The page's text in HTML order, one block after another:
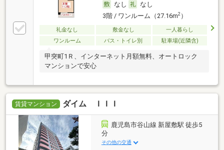
なし
なし
3階 / ワンルーム（27.16m2）
礼金なし 敷金なし
一人暮らし
ワンルーム
バス・トイレ別 駐車場(近隣含)
甲突町1Ｒ、インターネット月額無料、オートロック
マンションで安心
賃貸マンション ダイム ＩＩＩ
鹿児島市谷山線 新屋敷駅 徒歩5
分
その他の交通